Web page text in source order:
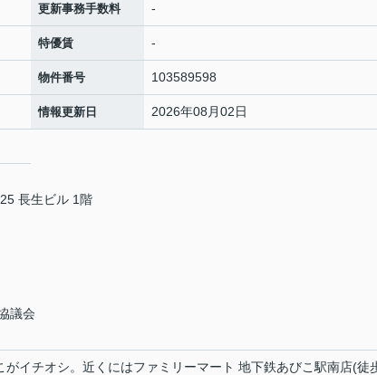
更新事務手数料 -
特優賃 -
物件番号 103589598
情報更新日 2026年08月02日
長生ビル 1階
議会
がイチオシ。近くにはファミリーマート 地下鉄あびこ駅南店(徒